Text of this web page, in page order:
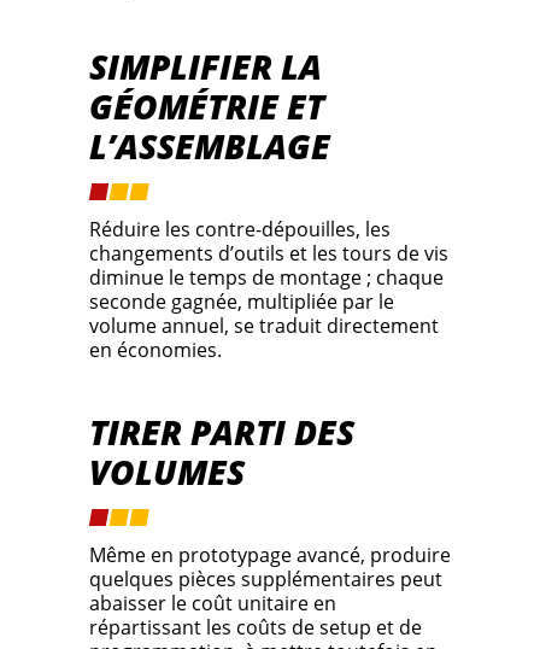
SIMPLIFIER LA
GÉOMÉTRIE ET
L’ASSEMBLAGE
Réduire les contre-dépouilles, les
changements d’outils et les tours de vis
diminue le temps de montage ; chaque
seconde gagnée, multipliée par le
volume annuel, se traduit directement
en économies.
TIRER PARTI DES
VOLUMES
Même en prototypage avancé, produire
quelques pièces supplémentaires peut
abaisser le coût unitaire en
répartissant les coûts de setup et de